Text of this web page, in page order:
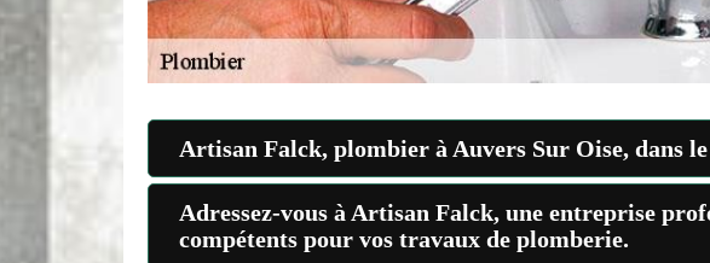
Artisan Falck, plombier à Auvers Sur Oise, dans
Adressez-vous à Artisan Falck, une entreprise
compétents pour vos travaux de plomberie.